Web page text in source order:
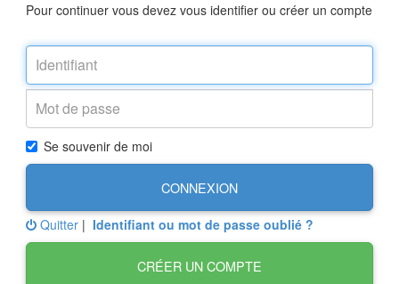
Pour continuer vous devez vous identifier ou créer un compte
Se souvenir de moi
CONNEXION
Quitter | Identifiant ou mot de passe oublié ?
CRÉER UN COMPTE